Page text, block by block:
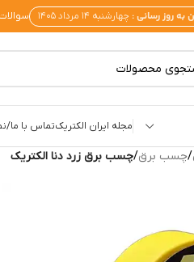
به روز رسانی : چهارشنبه ۱۴ مرداد ۱۴۰۵
مجله ایران الکتریکتماس با ما/
/چسب برق/چسب برق زرد دنا الکتریک